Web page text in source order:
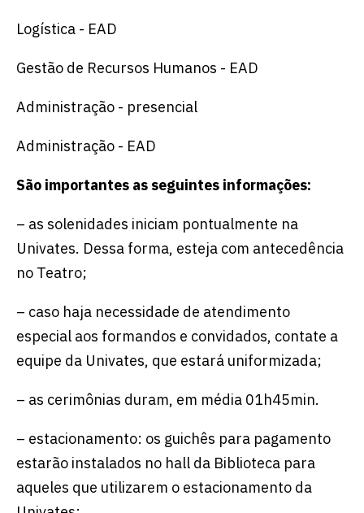
Logística - EAD
Gestão de Recursos Humanos - EAD
Administração - presencial
Administração - EAD
São importantes as seguintes informações:
– as solenidades iniciam pontualmente na
Univates. Dessa forma, esteja com antecedência
no Teatro;
– caso haja necessidade de atendimento
especial aos formandos e convidados, contate a
equipe da Univates, que estará uniformizada;
– as cerimônias duram, em média 01h45min.
– estacionamento: os guichês para pagamento
estarão instalados no hall da Biblioteca para
aqueles que utilizarem o estacionamento da